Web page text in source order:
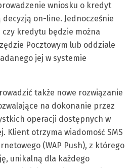
wniosku o kredyt
on-line. Jednocześnie
kredytu będzie można
Pocztowym lub oddziale
jej w systemie
także nowe rozwiązanie
na dokonanie przez
operacji dostępnych w
Klient otrzyma wiadomość SMS
(WAP Push), z którego
unikalną dla każdego